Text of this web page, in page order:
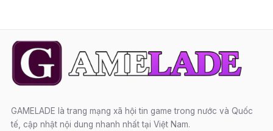
GAMELADE là trang mạng xã hội tin game trong nước và Quốc
tế, cập nhật nội dung nhanh nhất tại Việt Nam.